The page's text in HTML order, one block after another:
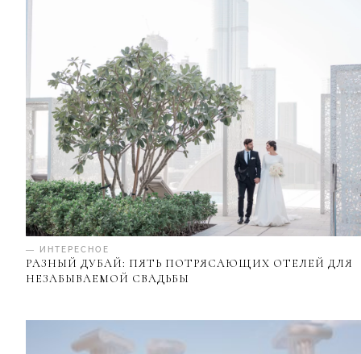
— ИНТЕРЕСНОЕ
РАЗНЫЙ ДУБАЙ: ПЯТЬ ПОТРЯСАЮЩИХ ОТЕЛЕЙ ДЛЯ
НЕЗАБЫВАЕМОЙ СВАДЬБЫ